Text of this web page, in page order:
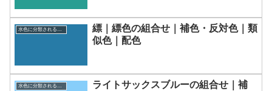
水色に分類される色一覧
縹｜縹色の組合せ｜補色・反対色｜類
似色｜配色
水色に分類される色一覧
ライトサックスブルーの組合せ｜補